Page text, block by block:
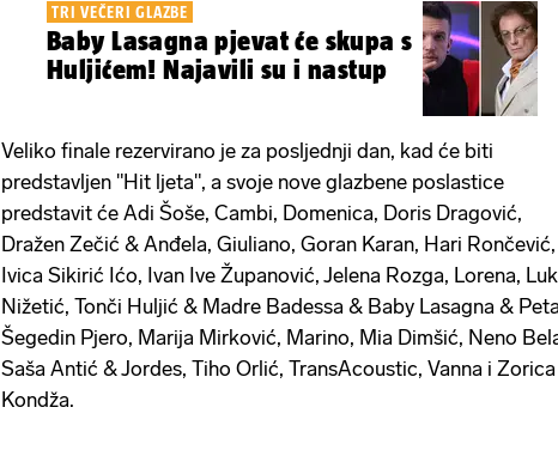
TRI VEČERI GLAZBE
Baby Lasagna pjevat će skupa s
Huljićem! Najavili su i nastup
Veliko finale rezervirano je za posljednji dan, kad će biti
predstavljen "Hit ljeta", a svoje nove glazbene poslastice
predstavit će Adi Šoše, Cambi, Domenica, Doris Dragović,
Dražen Zečić & Anđela, Giuliano, Goran Karan, Hari Rončević,
Ivica Sikirić Ićo, Ivan Ive Županović, Jelena Rozga, Lorena,
Nižetić, Tonči Huljić & Madre Badessa & Baby Lasagna &
Šegedin Pjero, Marija Mirković, Marino, Mia Dimšić, Neno
Saša Antić & Jordes, Tiho Orlić, TransAcoustic, Vanna i Zorica
Kondža.